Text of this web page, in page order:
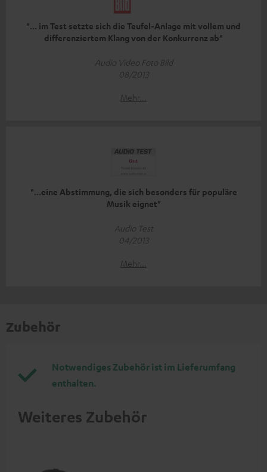
"... im Test setzte sich die Teufel-Anlage mit vollem und
differenziertem Klang von der Konkurrenz ab"
Audio Video Foto Bild
08/2013
Mehr...
"...eine Abstimmung, die sich besonders für populäre
Musik eignet"
Audio Test
04/2013
Mehr...
Zubehör
Notwendiges Zubehör ist im Lieferumfang
enthalten.
Weiteres Zubehör